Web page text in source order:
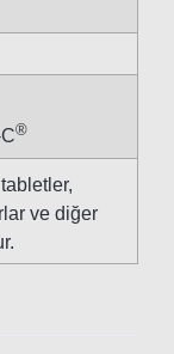
®
ve diğer